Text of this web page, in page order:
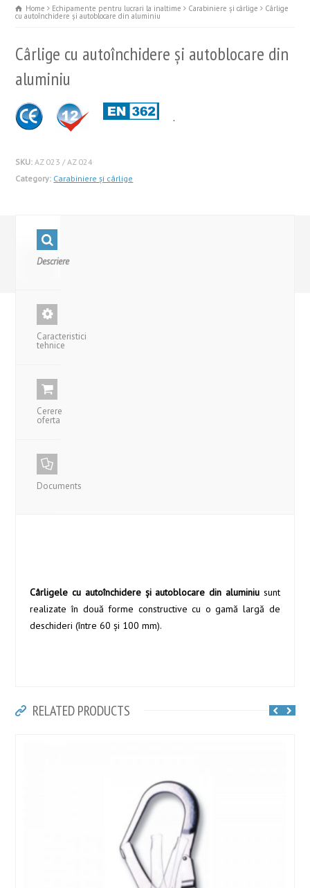
Home Echipamente pentru lucrari la inaltime Carabiniere şi cârlige Cârlige
cu autoînchidere și autoblocare din aluminiu
Cârlige cu autoînchidere și autoblocare din
aluminiu
.
SKU: AZ 023 / AZ 024
Category: Carabiniere şi cârlige
Descriere
Caracteristici
tehnice
Cerere
oferta
Documents
Cârligele cu autoînchidere şi autoblocare din aluminiu sunt
realizate în două forme constructive cu o gamă largă de
deschideri (între 60 şi 100 mm).
RELATED PRODUCTS